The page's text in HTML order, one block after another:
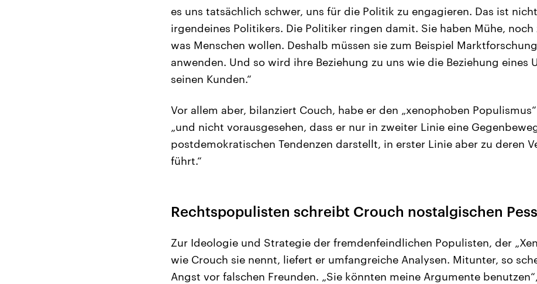
es uns tatsächlich schwer, uns für die Politik zu engagieren. Das ist
irgendeines Politikers. Die Politiker ringen damit. Sie haben Mühe, noch
was Menschen wollen. Deshalb müssen sie zum Beispiel
anwenden. Und so wird ihre Beziehung zu uns wie die Beziehung eines
seinen Kunden.“
Vor allem aber, bilanziert Couch, habe er den „xenophoben
„und nicht vorausgesehen, dass er nur in zweiter Linie eine
postdemokratischen Tendenzen darstellt, in erster Linie aber zu deren
führt.“
Rechtspopulisten schreibt Crouch nostalgischen
Zur Ideologie und Strategie der fremdenfeindlichen Populisten, der
wie Crouch sie nennt, liefert er umfangreiche Analysen. Mitunter, so
Angst vor falschen Freunden. „Sie könnten meine Argumente